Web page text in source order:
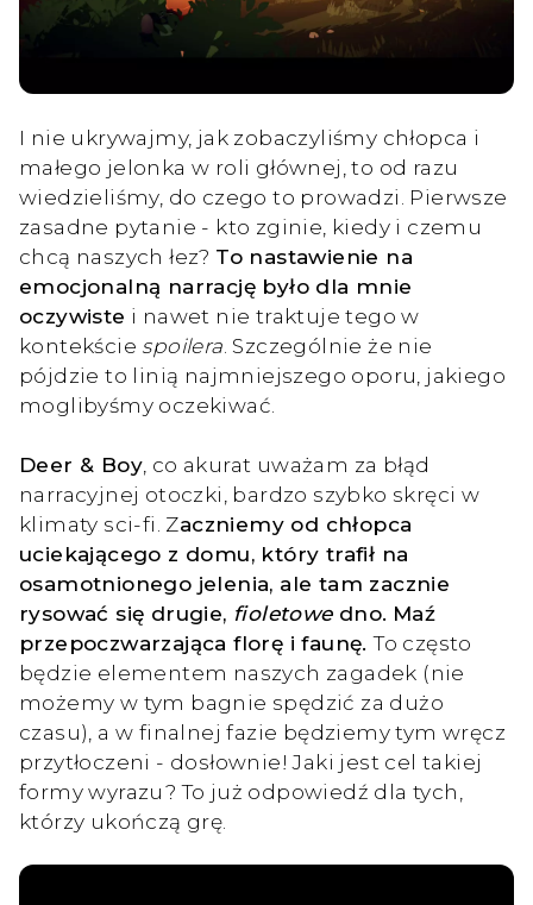
I nie ukrywajmy, jak zobaczyliśmy chłopca i
małego jelonka w roli głównej, to od razu
wiedzieliśmy, do czego to prowadzi. Pierwsze
zasadne pytanie - kto zginie, kiedy i czemu
chcą naszych łez? To nastawienie na
emocjonalną narrację było dla mnie
oczywiste i nawet nie traktuje tego w
kontekście spoilera . Szczególnie że nie
pójdzie to linią najmniejszego oporu, jakiego
moglibyśmy oczekiwać.
Deer & Boy , co akurat uważam za błąd
narracyjnej otoczki, bardzo szybko skręci w
klimaty sci-fi. Zaczniemy od chłopca
uciekającego z domu, który trafił na
osamotnionego jelenia, ale tam zacznie
rysować się drugie, fioletowe dno. Maź
przepoczwarzająca florę i faunę.To często
będzie elementem naszych zagadek (nie
możemy w tym bagnie spędzić za dużo
czasu), a w finalnej fazie będziemy tym wręcz
przytłoczeni - dosłownie! Jaki jest cel takiej
formy wyrazu? To już odpowiedź dla tych,
którzy ukończą grę.